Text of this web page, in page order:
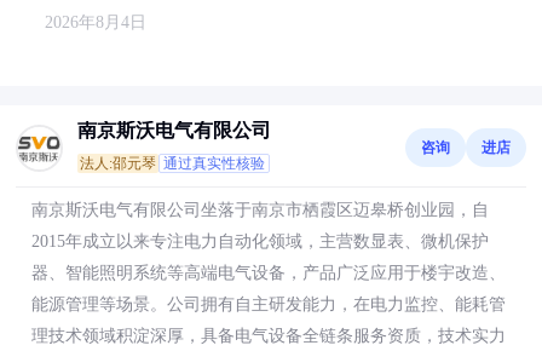
2026年8月4日
南京斯沃电气有限公司
法人:邵元琴 通过真实性核验
咨询 进店
南京斯沃电气有限公司坐落于南京市栖霞区迈皋桥创业园，自
2015年成立以来专注电力自动化领域，主营数显表、微机保护
器、智能照明系统等高端电气设备，产品广泛应用于楼宇改造、
能源管理等场景。公司拥有自主研发能力，在电力监控、能耗管
理技术领域积淀深厚，具备电气设备全链条服务资质，技术实力